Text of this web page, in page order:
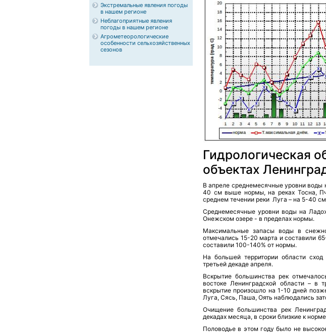
Экстремальные явления погоды
в нашем регионе
Неблагоприятные явления
погоды в нашем регионе
Агрометеорологические
особенности сельхозяйственных
сезонов
Гидрологическая
объектах
В апреле среднемесячные уровни воды
40 см выше нормы, на реках Тосна,
среднем течении реки Луга – на 5-40
Среднемесячные уровни воды на
Онежском озере - в пределах нормы.
Максимальные запасы воды в
отмечались 15-20 марта и составили
составили 100-140% от нормы.
На большей территории области
третьей декаде апреля.
Вскрытие большинства рек
востоке Ленинградской области – в
вскрытие произошло на 1-10 дней
Луга, Сясь, Паша, Оять наблюдались
Очищение большинства рек
декадах месяца, в сроки близкие к
Половодье в этом году было не